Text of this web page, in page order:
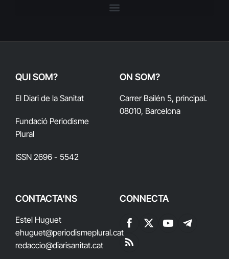
QUI SOM?
El Diari de la Sanitat
Fundació Periodisme
Plural
ISSN 2696 - 5542
ON SOM?
Carrer Bailén 5, principal.
08010, Barcelona
CONTACTA'NS
Estel Huguet
ehuguet@periodismeplural.cat
redaccio@diarisanitat.cat
CONNECTA
Facebook
X
YouTubeTelegram
RSS